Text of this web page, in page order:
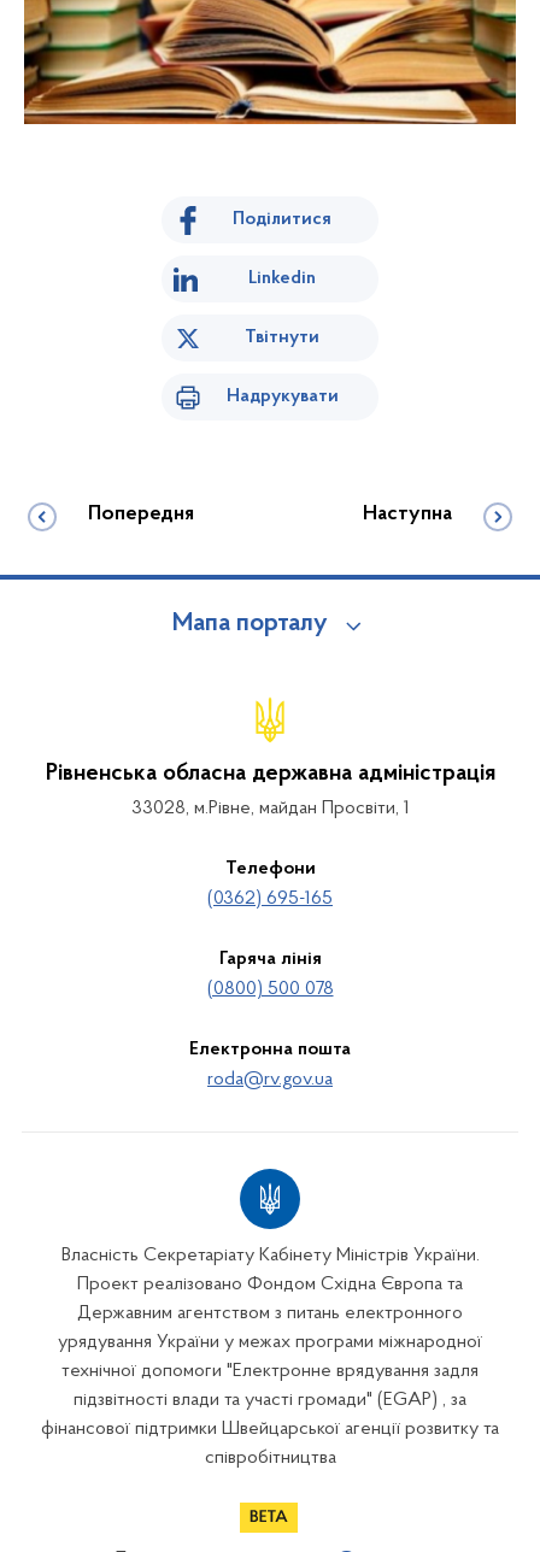
Поділитися
Linkedin
Твітнути
Надрукувати
Попередня Наступна
Мапа порталу
Рівненська обласна державна адміністрація
33028, м.Рівне, майдан Просвіти, 1
Телефони
(0362) 695-165
Гаряча лінія
(0800) 500 078
Електронна пошта
roda@rv.gov.ua
Власність Секретаріату Кабінету Міністрів України.
Проект реалізовано Фондом Східна Європа та
Державним агентством з питань електронного
урядування України у межах програми міжнародної
технічної допомоги "Електронне врядування задля
підзвітності влади та участі громади" (EGAP) , за
фінансової підтримки Швейцарської агенції розвитку та
співробітництва